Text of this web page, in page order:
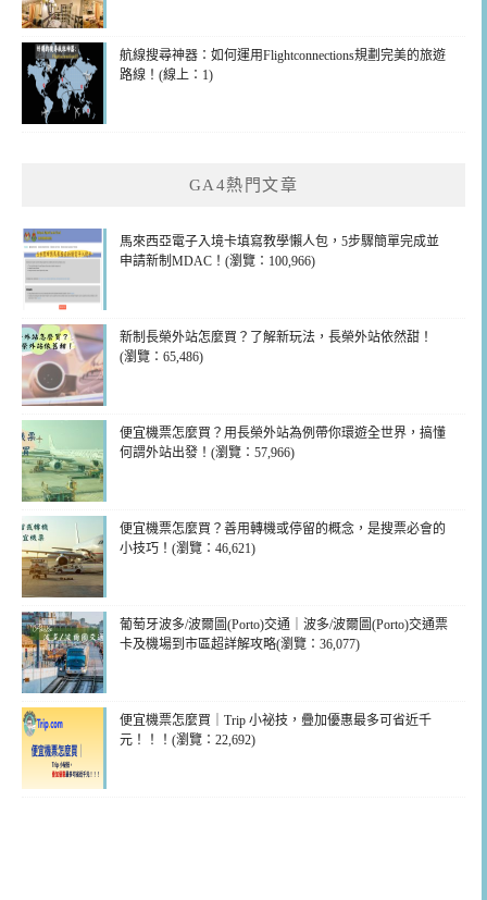
航線搜尋神器：如何運用Flightconnections規劃完美的旅遊
路線！(線上：1)
GA4熱門文章
馬來西亞電子入境卡填寫教學懶人包，5步驟簡單完成並
申請新制MDAC！(瀏覽：100,966)
新制長榮外站怎麼買？了解新玩法，長榮外站依然甜！
(瀏覽：65,486)
便宜機票怎麼買？用長榮外站為例帶你環遊全世界，搞懂
何謂外站出發！(瀏覽：57,966)
便宜機票怎麼買？善用轉機或停留的概念，是搜票必會的
小技巧！(瀏覽：46,621)
葡萄牙波多/波爾圖(Porto)交通｜波多/波爾圖(Porto)交通票
卡及機場到市區超詳解攻略(瀏覽：36,077)
便宜機票怎麼買｜Trip 小祕技，疊加優惠最多可省近千
元！！！(瀏覽：22,692)